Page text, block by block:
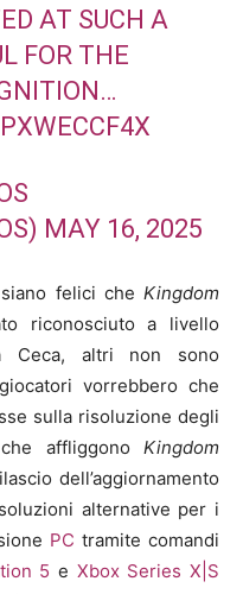
AT SUCH A
FOR THE
MAY 16, 2025
felici che Kingdom
riconosciuto a livello
Ceca, altri non sono
vorrebbero che
sulla risoluzione degli
affliggono Kingdom
dell’aggiornamento
alternative per i
PC tramite comandi
5 e Xbox Series X|S